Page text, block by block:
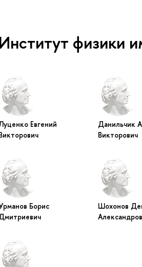
Институт физики
Евгений
Данильчик
Викторович
Борис
Шохонов